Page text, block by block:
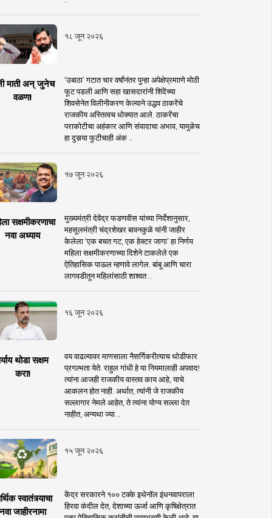
१८ जून २०२६
माती अन् जुनेच
वळण!
‘उबाठा’ गटात चार वर्षांनंतर पुन्हा अपेक्षेप्रमााणे मोठी
फूट पडली आणि सहा खासदारांनी शिंदेंच्या
शिवसेनेत विलीनीकरण केल्याने उद्धव ठाकरेंचे
राजकीय अस्तित्वच धोक्यात आले. ठाकरेंचा
पराकोटीचा अहंकार आणि संवादाचा अभाव, यामुळेच
हा दुसर्‍या फुटीचाही अंक ..
१७ जून २०२६
सक्षमीकरणाचा
नवा अध्याय
मुख्यमंत्री देवेंद्र फडणवीस यांच्या निर्देशानुसार,
महसूलमंत्री चंद्रशेखर बावनकुळे यांनी जाहीर
केलेला ‘एक बचत गट, एक हेक्टर जागा’ हा निर्णय
महिला सक्षमीकरणाच्या दिशेने टाकलेले एक
ऐतिहासिक पाऊल म्हणावे लागेल. बांबू आणि चारा
लागवडीतून महिलांसाठी शाश्वत ..
१६ जून २०२६
थोडा सक्षम
करा!
वय वाढल्यावर माणसाला नैसर्गिकरीत्याच थोडीफार
प्रगल्भता येते. राहुल गांधी हे या नियमालाही अपवाद!
त्यांना आजही राजकीय वास्तव काय आहे, याचे
आकलन होत नाही. अर्थात, त्यांनी जे राजकीय
सल्लागार नेमले आहेत, ते त्यांना योग्य सल्ला देत
नाहीत, अन्यथा ज्या ..
१५ जून २०२६
स्वातंत्र्याचा
जाहीरनामा
केंद्र सरकारने १०० टक्के इथेनॉल इंधनवापराला
हिरवा कंदील देत, देशाच्या ऊर्जा आणि कृषिक्षेत्रात